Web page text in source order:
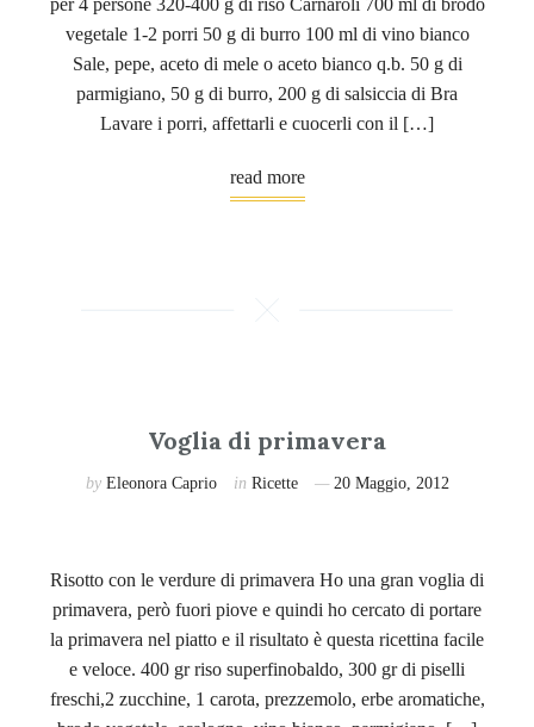
vegetale 1-2 porri 50 g di burro 100 ml di vino bianco
Sale, pepe, aceto di mele o aceto bianco q.b. 50 g di
parmigiano, 50 g di burro, 200 g di salsiccia di Bra
Lavare i porri, affettarli e cuocerli con il […]
read more
Voglia di primavera
by Eleonora Caprio in Ricette 20 Maggio, 2012
Risotto con le verdure di primavera Ho una gran voglia di
primavera, però fuori piove e quindi ho cercato di portare
la primavera nel piatto e il risultato è questa ricettina facile
e veloce. 400 gr riso superfinobaldo, 300 gr di piselli
freschi,2 zucchine, 1 carota, prezzemolo, erbe aromatiche,